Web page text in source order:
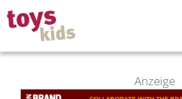
Zum
Inhalt
springen
Anzeige